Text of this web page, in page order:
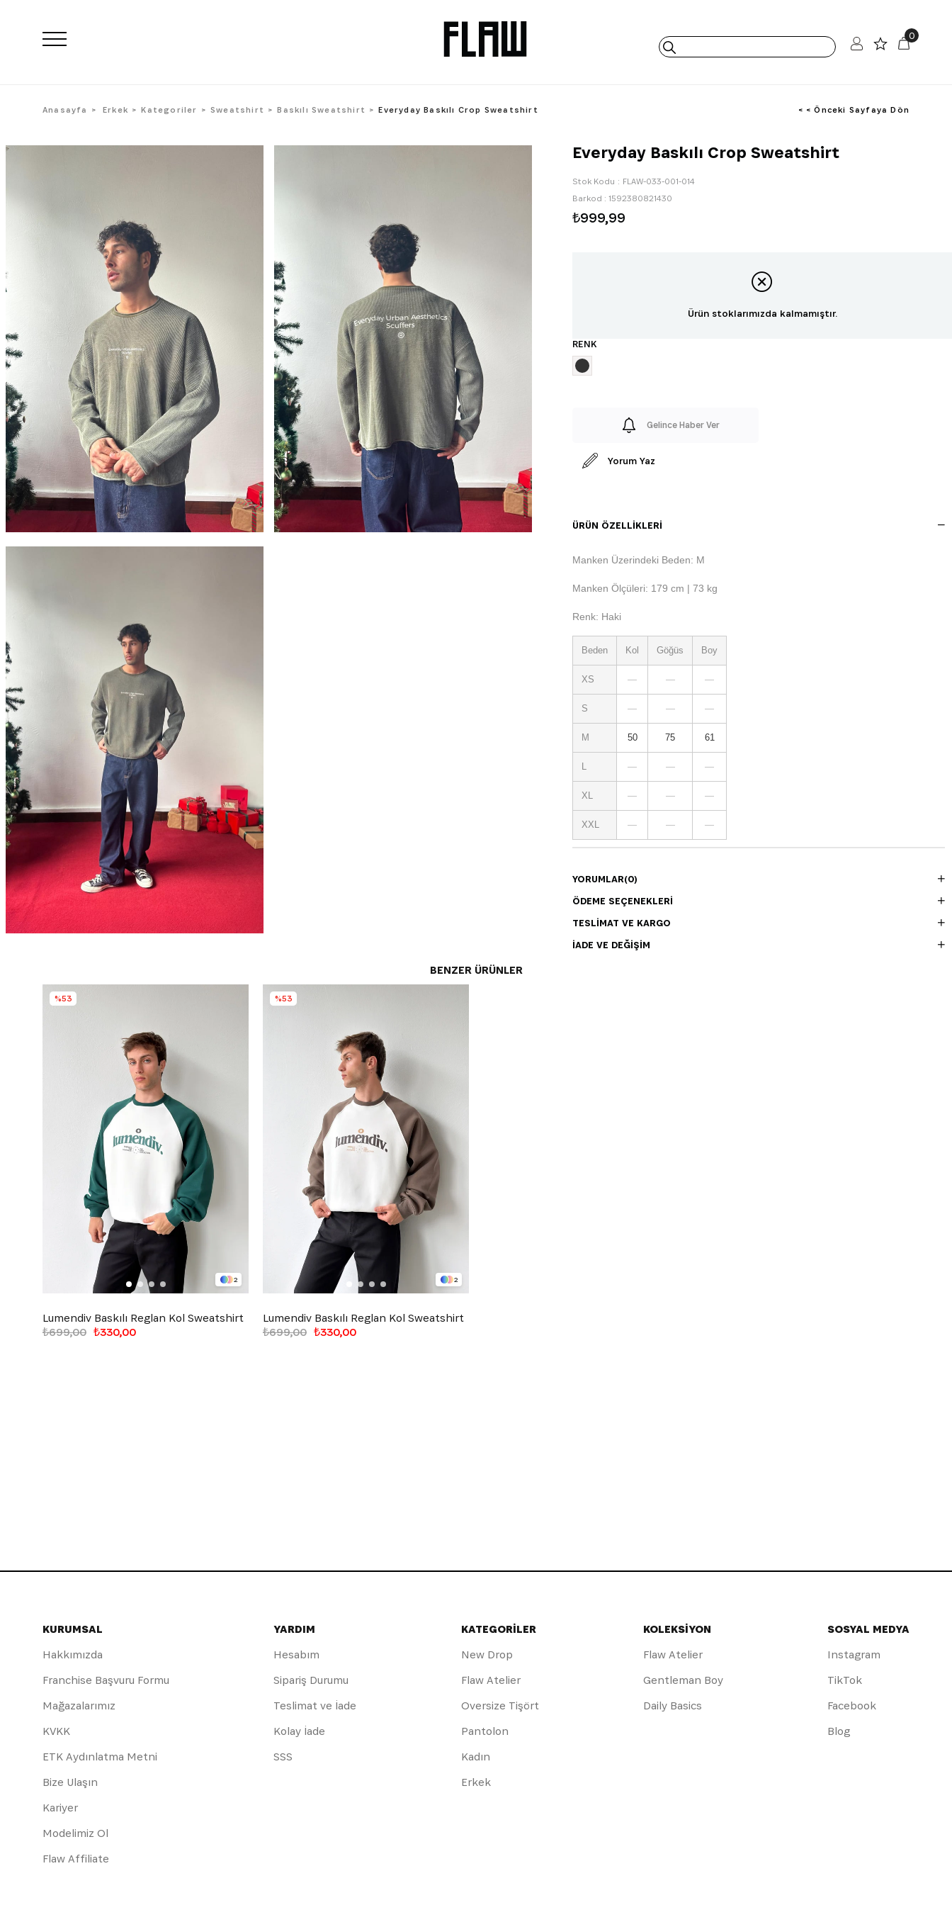
0
Anasayfa Erkek Kategoriler Sweatshirt Baskılı Sweatshirt Everyday Baskılı Crop Sweatshirt < < Önceki Sayfaya Dön
Everyday Baskılı Crop Sweatshirt
Stok Kodu
FLAW-033-001-014
Barkod : 1592380821430
₺999,99
Ürün stoklarımızda kalmamıştır.
RENK
Gelince Haber Ver
Yorum Yaz
ÜRÜN ÖZELLIKLERI
Manken Üzerindeki Beden: M
Manken Ölçüleri: 179 cm | 73 kg
Renk: Haki
Beden Kol Göğüs Boy
XS — — —
S — — —
M 50 75 61
L — — —
XL — — —
XXL — — —
YORUMLAR(0)
ÖDEME SEÇENEKLERI
TESLIMAT VE KARGO
İADE VE DEĞIŞIM
BENZER ÜRÜNLER
2
Lumendiv Baskılı Reglan Kol Sweatshirt
₺330,00
₺699,00
%53
2
Lumendiv Baskılı Reglan Kol Sweatshirt
₺330,00
₺699,00
%53
KURUMSAL
Hakkımızda
Franchise Başvuru Formu
Mağazalarımız
KVKK
ETK Aydınlatma Metni
Bize Ulaşın
Kariyer
Modelimiz Ol
Flaw Affiliate
YARDIM
Hesabım
Sipariş Durumu
Teslimat ve İade
Kolay İade
SSS
KATEGORİLER
New Drop
Flaw Atelier
Oversize Tişört
Pantolon
Kadın
Erkek
KOLEKSİYON
Flaw Atelier
Gentleman Boy
Daily Basics
SOSYAL MEDYA
Instagram
TikTok
Facebook
Blog